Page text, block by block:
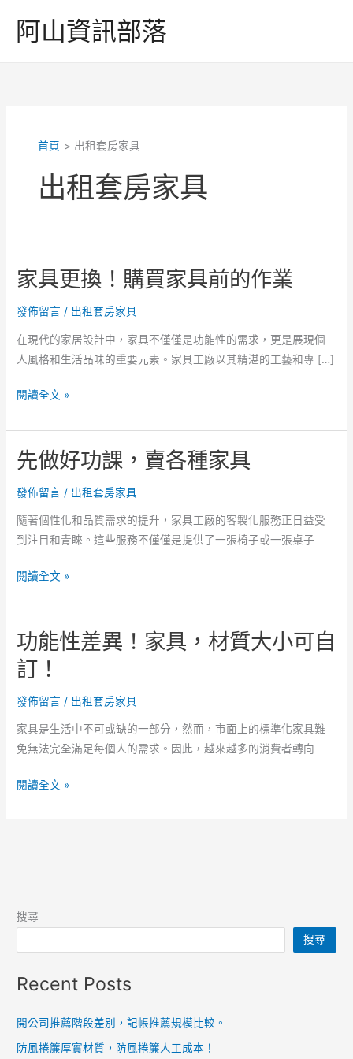
阿山資訊部落
首頁 出租套房家具
出租套房家具
家具更換！購買家具前的作業
發佈留言 / 出租套房家具
在現代的家居設計中，家具不僅僅是功能性的需求，更是展現個
人風格和生活品味的重要元素。家具工廠以其精湛的工藝和專 […]
家
更
換！
購
買
家
具
的
業
閱讀全文 »
先做好功課，賣各種家具
發佈留言 / 出租套房家具
隨著個性化和品質需求的提升，家具工廠的客製化服務正日益受
到注目和青睞。這些服務不僅僅是提供了一張椅子或一張桌子
先
好
功
課，
賣
各
家
具
閱讀全文 »
功能性差異！家具，材質大小可自
訂！
發佈留言 / 出租套房家具
家具是生活中不可或缺的一部分，然而，市面上的標準化家具難
免無法完全滿足每個人的需求。因此，越來越多的消費者轉向
功
材
小
自
訂！
閱讀全文 »
搜尋
搜尋
Recent Posts
開公司推薦階段差別，記帳推薦規模比較。
防風捲簾厚實材質，防風捲簾人工成本！